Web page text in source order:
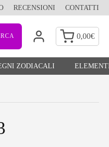
RECENSIONI CONTATTI
0,00€
ZODIACALI